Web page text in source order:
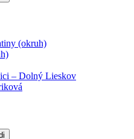
(okruh)
– Dolný Lieskov